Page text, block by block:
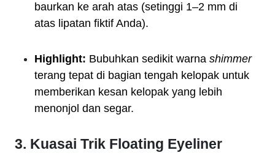
baurkan ke arah atas (setinggi 1–2 mm di
atas lipatan fiktif Anda).
Highlight: Bubuhkan sedikit warna shimmer
terang tepat di bagian tengah kelopak untuk
memberikan kesan kelopak yang lebih
menonjol dan segar.
3. Kuasai Trik Floating Eyeliner